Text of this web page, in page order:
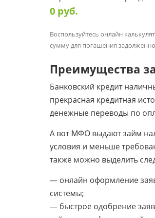
0 руб.
Воспользуйтесь онлайн
сумму для погашения
Преимущества
Банковский кредит
прекрасная кредитная
денежные переводы по
А вот МФО выдают займ
условия и меньше
также можно выделить
— онлайн оформление
системы;
— быстрое одобрение